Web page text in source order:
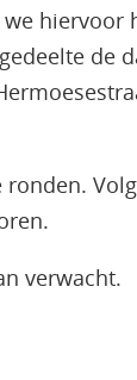
hiervoor
de
verwacht.